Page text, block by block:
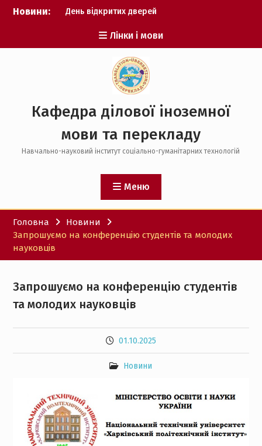
Перейти
Новини:
День відкритих дверей
конкурсу
Проєктування цифрових
Лінки і мови
Кафедра ділової іноземної
мови та перекладу
Навчально-науковий інститут соціально-гуманітарних технологій
Меню
Головна
Новини
Запрошуємо на конференцію студентів та молодих
науковців
Запрошуємо на конференцію студентів
та молодих науковців
01.10.2025
Новини